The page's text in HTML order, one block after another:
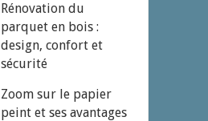
Rénovation du
parquet en bois :
design, confort et
sécurité
Zoom sur le papier
peint et ses avantages